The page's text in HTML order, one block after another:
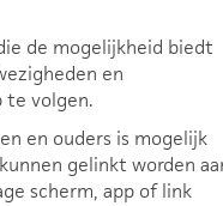
de mogelijkheid biedt
en
te volgen.
en ouders is mogelijk
gelinkt worden
scherm, app of link